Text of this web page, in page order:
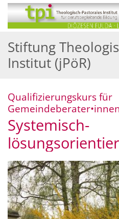
Zum Inhalt springen
Stiftung
Institut (jPöR)
Qualifizierungskurs für
Systemisch-